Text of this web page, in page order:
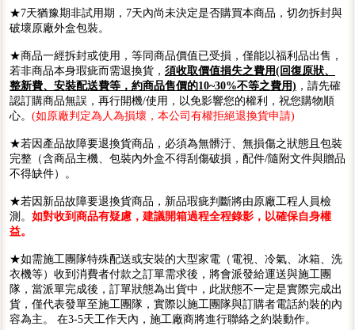
★7天猶豫期非試用期，7天內尚未決定是否購買本商品，切勿拆封與
破壞原廠外盒包裝。
★商品一經拆封或使用，等同商品價值已受損，僅能以福利品出售，
若非商品本身瑕疵而需退換貨， 須收取價值損失之費用(回復原狀、
整新費、安裝配送費等，約商品售價的10~30%不等之費用) ，請先確
認訂購商品無誤，再行開機/使用，以免影響您的權利，祝您購物順
心。 (如原廠判定為人為損壞，本公司有權拒絕退換貨申請)
★若因產品故障要退換貨商品，必須為無髒汙、無損傷之狀態且包裝
完整（含商品主機、包裝內外盒不得刮傷破損，配件/隨附文件與贈品
不得缺件）。
★若因新品故障要退換貨商品，新品瑕疵判斷將由原廠工程人員檢
測。 如對收到商品有疑慮，建議開箱過程全程錄影，以確保自身權
益。
★如需施工團隊特殊配送或安裝的大型家電（電視、冷氣、冰箱、洗
衣機等）收到消費者付款之訂單需求後，將會派發給運送與施工團
隊，當派單完成後，訂單狀態為出貨中，此狀態不一定是實際完成出
貨，僅代表發單至施工團隊，實際以施工團隊與訂購者電話約裝的內
容為主。 在3-5天工作天內，施工廠商將進行聯絡之約裝動作。